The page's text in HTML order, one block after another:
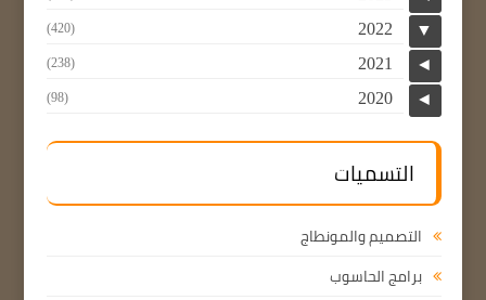
▼
2022
(420)
◄
2021
(238)
◄
2020
(98)
التسميات
التصميم والمونطاج
برامج الحاسوب